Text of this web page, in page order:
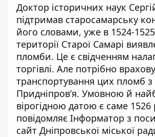
Доктор історичних наук
підтримав старосамарську
його словами, уже в 1524-
території Старої Самарі
пломби. Це є свідченням
торгівлі. Але потрібно
транспортування цих пломб
Придніпров’я. Умовною й
вірогідною датою є саме 1526
повідомляє Інформатор з
сайт Дніпровської міської